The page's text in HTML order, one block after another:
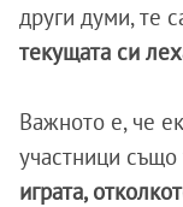
други думи, те
текущата си
Важното е, че
участници също
играта,